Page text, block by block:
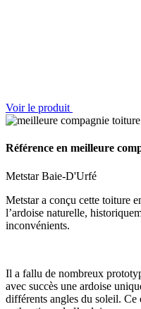
Voir le produit
Référence en meilleure
Metstar Baie-D'Urfé
Metstar a conçu cette toiture
l’ardoise naturelle,
inconvénients.
Il a fallu de nombreux
avec succès une ardoise
différents angles du soleil. Ce